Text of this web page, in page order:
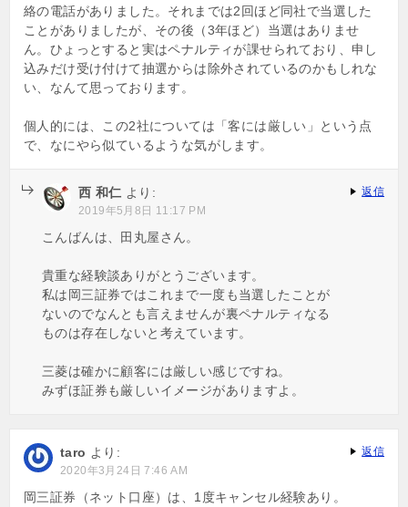
絡の電話がありました。それまでは2回ほど同社で当選した
ことがありましたが、その後（3年ほど）当選はありませ
ん。ひょっとすると実はペナルティが課せられており、申し
込みだけ受け付けて抽選からは除外されているのかもしれな
い、なんて思っております。
個人的には、この2社については「客には厳しい」という点
で、なにやら似ているような気がします。
西 和仁 より:
2019年5月8日 11:17 PM
こんばんは、田丸屋さん。
貴重な経験談ありがとうございます。
私は岡三証券ではこれまで一度も当選したことが
ないのでなんとも言えませんが裏ペナルティなる
ものは存在しないと考えています。
三菱は確かに顧客には厳しい感じですね。
みずほ証券も厳しいイメージがありますよ。
返信
taro より:
2020年3月24日 7:46 AM
岡三証券（ネット口座）は、1度キャンセル経験あり。
返信